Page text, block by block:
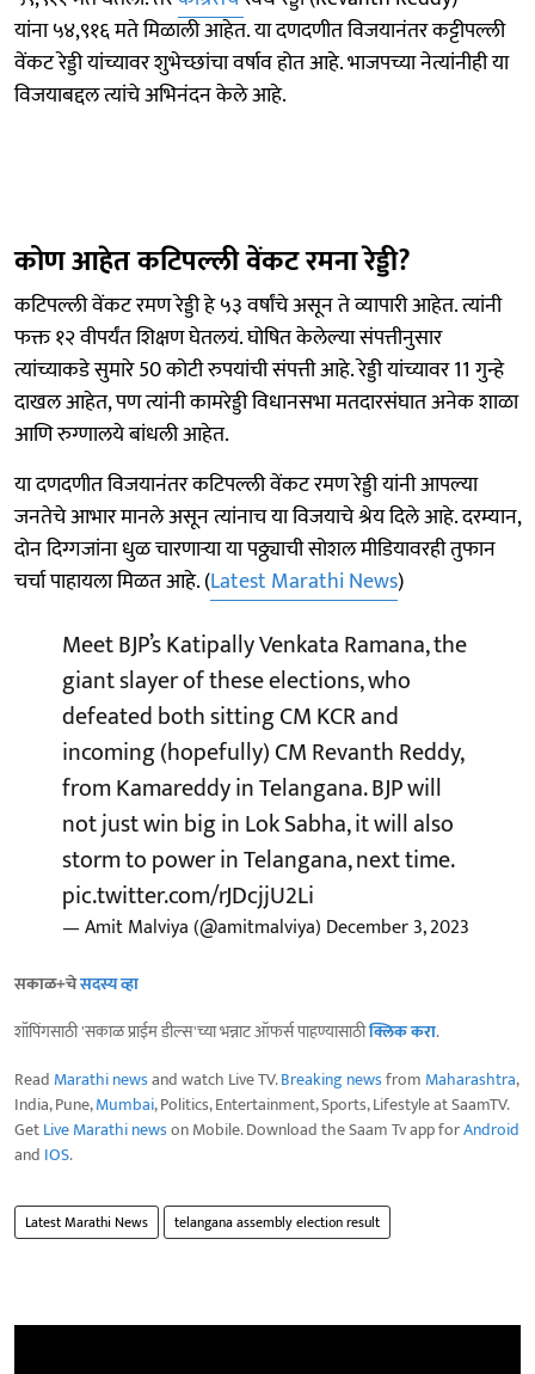
यांना ५४,९१६ मते मिळाली आहेत. या दणदणीत विजयानंतर कट्टीपल्ली
वेंकट रेड्डी यांच्यावर शुभेच्छांचा वर्षाव होत आहे. भाजपच्या नेत्यांनीही या
विजयाबद्दल त्यांचे अभिनंदन केले आहे.
कोण आहेत कटिपल्ली वेंकट रमना रेड्डी?
कटिपल्ली वेंकट रमण रेड्डी हे ५३ वर्षांचे असून ते व्यापारी आहेत. त्यांनी
फक्त १२ वीपर्यंत शिक्षण घेतलयं. घोषित केलेल्या संपत्तीनुसार
त्यांच्याकडे सुमारे 50 कोटी रुपयांची संपत्ती आहे. रेड्डी यांच्यावर 11 गुन्हे
दाखल आहेत, पण त्यांनी कामरेड्डी विधानसभा मतदारसंघात अनेक शाळा
आणि रुग्णालये बांधली आहेत.
या दणदणीत विजयानंतर कटिपल्ली वेंकट रमण रेड्डी यांनी आपल्या
जनतेचे आभार मानले असून त्यांनाच या विजयाचे श्रेय दिले आहे. दरम्यान,
दोन दिग्गजांना धुळ चारणाऱ्या या पठ्ठ्याची सोशल मीडियावरही तुफान
चर्चा पाहायला मिळत आहे. (Latest Marathi News)
Meet BJP’s Katipally Venkata Ramana, the
giant slayer of these elections, who
defeated both sitting CM KCR and
incoming (hopefully) CM Revanth Reddy,
from Kamareddy in Telangana. BJP will
not just win big in Lok Sabha, it will also
storm to power in Telangana, next time.
pic.twitter.com/rJDcjjU2Li
— Amit Malviya (@amitmalviya) December 3, 2023
सकाळ+चेसदस्य व्हा
शॉपिंगसाठी 'सकाळ प्राईम डील्स'च्या भन्नाट ऑफर्स पाहण्यासाठीक्लिक करा.
Read Marathi newsand watch Live TV.Breaking newsfrom Maharashtra,
India, Pune,Mumbai, Politics, Entertainment, Sports, Lifestyle at SaamTV.
GetLive Marathi newson Mobile. Download the Saam Tv app forAndroid
and IOS.
Latest Marathi News telangana assembly election result